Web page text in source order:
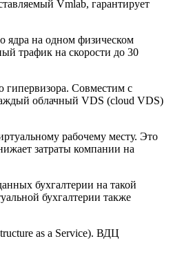
Vmlab, гарантирует
ядра на одном физическом
трафик на скорости до 30
гипервизора. Совместим с
облачный VDS (cloud VDS)
рабочему месту. Это
затраты компании на
бухгалтерии на такой
бухгалтерии также
as a Service). ВДЦ